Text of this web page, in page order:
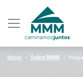
Inicio Sobre MMM